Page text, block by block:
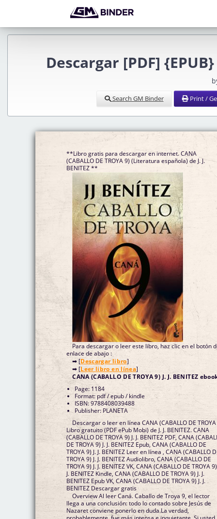
Descargar [PDF]
Search GM Binder Print /
**Libro gratis para descargar en internet. CANA
(CABALLO DE TROYA 9) (Literatura española) de J. J.
BENITEZ **
Para descargar o leer este libro, haz clic en el botón
enlace de abajo :
➡ [Descargar libro]
➡ [Leer libro en línea]
CANA (CABALLO DE TROYA 9) J. J. BENITEZ
Page: 1184
Format: pdf / epub / kindle
ISBN: 9788408039488
Publisher: PLANETA
Descargar o leer en línea CANA (CABALLO DE
Libro gratuito (PDF ePub Mobi) de J. J. BENITEZ. CANA
(CABALLO DE TROYA 9) J. J. BENITEZ PDF, CANA
DE TROYA 9) J. J. BENITEZ Epub, CANA (CABALLO DE
TROYA 9) J. J. BENITEZ Leer en línea , CANA (CABALLO
TROYA 9) J. J. BENITEZ Audiolibro, CANA (CABALLO DE
TROYA 9) J. J. BENITEZ VK, CANA (CABALLO DE TROYA
J. BENITEZ Kindle, CANA (CABALLO DE TROYA 9) J. J.
BENITEZ Epub VK, CANA (CABALLO DE TROYA 9) J. J.
BENITEZ Descargar gratis
Overview Al leer Caná. Caballo de Troya 9, el lector
llega a una conclusión: todo lo contado sobre Jesús de
Nazaret conviene ponerlo en duda.La verdad,